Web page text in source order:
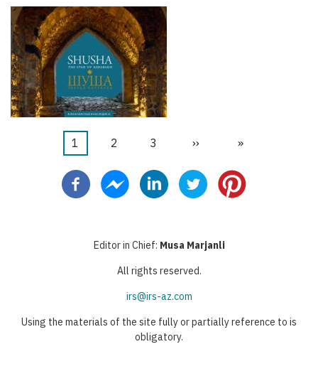
Pagination
Halaman
1 Halaman
2 Halaman
3
Halaman
››
Last
»
Editor in Chief: Musa Marjanli
All rights reserved.
irs@irs-az.com
Using the materials of the site fully or partially reference to is
obligatory.